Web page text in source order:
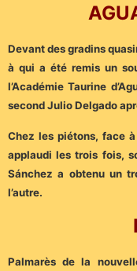
Devant des gradins
à qui a été remis un
l’Académie Taurine
second Julio Delgado
Chez les piétons, face
applaudi les trois fois,
Sánchez a obtenu un
l’autre.
Palmarès de la